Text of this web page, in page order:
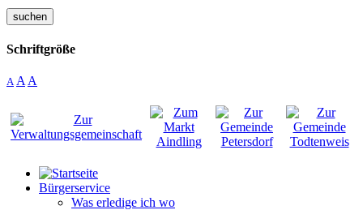
suchen
Schriftgröße
A A A
Bürgerservice
Was erledige ich wo